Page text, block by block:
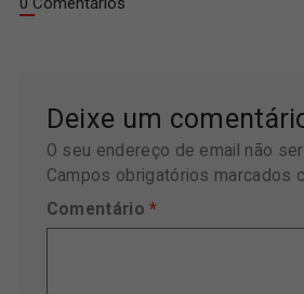
Deixe um
O seu endereço de email não
Campos obrigatórios marcados
Comentário*